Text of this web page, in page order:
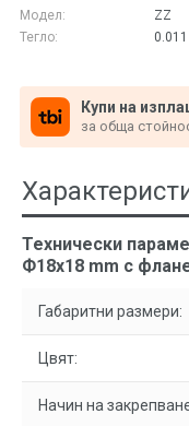
Модел:
ZZ
Тегло:
0.011
Купи на
за обща
Технически
Ф18х18 mm с
Габаритни размери:
Цвят:
Начин на